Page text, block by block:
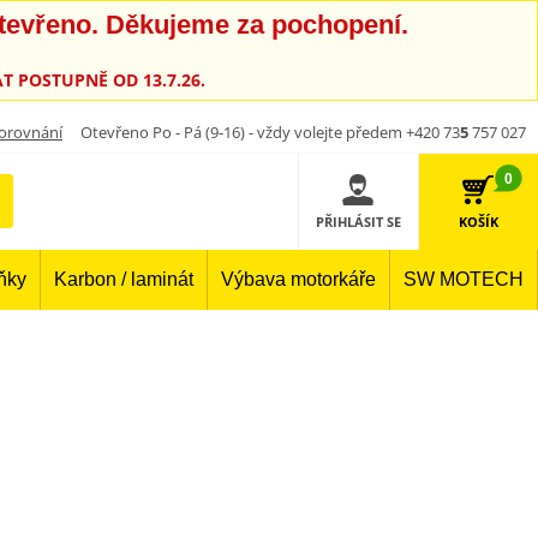
Děkujeme za pochopení.
POSTUPNĚ OD 13.7.26.
Otevřeno Po - Pá (9-16) - vždy volejte předem +420 735757 027
PŘIHLÁSIT SE
0
KOŠÍK
Karbon / laminát Výbava motorkáře SW MOTECH